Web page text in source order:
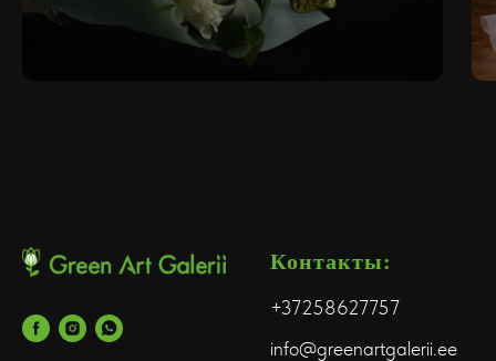
Контакты:
+37258627757
info@greenartgalerii.ee